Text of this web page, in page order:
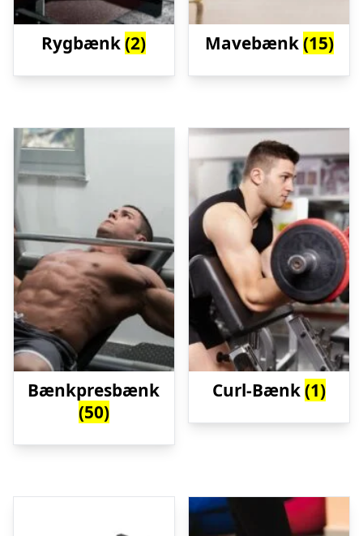
Rygbænk(2) Mavebænk(15)
Bænkpresbænk
(50)
Curl-Bænk(1)